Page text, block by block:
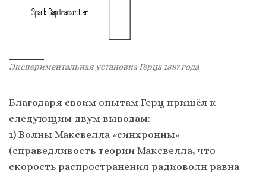
Экспериментальная установка Герца 1887 года
Благодаря своим опытам Герц пришёл к
следующим двум выводам:
1) Волны Максвелла «синхронны»
(справедливость теории Максвелла, что
скорость распространения радиоволн равна